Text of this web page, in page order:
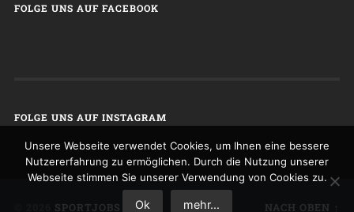
FOLGE UNS AUF FACEBOOK
FOLGE UNS AUF INSTAGRAM
SPORTJOBS NACH OBEN ↑
Unsere Webseite verwendet Cookies, um Ihnen eine bessere
Nutzererfahrung zu ermöglichen. Durch die Nutzung unserer
Webseite stimmen Sie unserer Verwendung von Cookies zu.
Ok mehr...